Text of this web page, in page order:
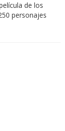
de los
personajes